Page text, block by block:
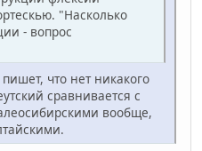
"Насколько
- вопрос
что нет никакого
сравнивается с
вообще,